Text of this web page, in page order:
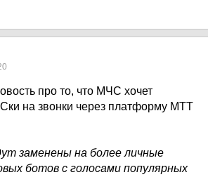
про то, что МЧС хочет
на звонки через платформу МТТ
заменены на более личные
ботов с голосами популярных